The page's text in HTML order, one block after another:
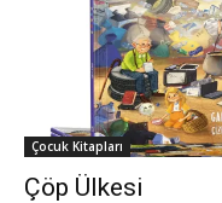
Çocuk Kitapları
Çöp Ülkesi